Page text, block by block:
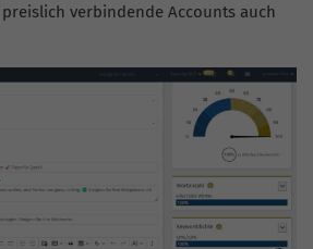
verbindende Accounts auch